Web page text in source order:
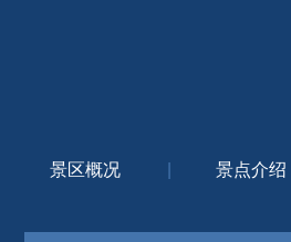
景区概况 景点介绍